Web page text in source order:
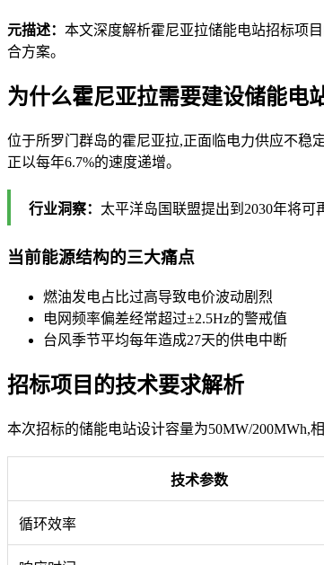
元描述： 本文深度解析霍尼亚拉储能电站招标项
合方案。
为什么霍尼亚拉需要建设储能电
位于所罗门群岛的霍尼亚拉,正面临电力供应不稳
正以每年6.7%的速度递增。
行业洞察： 太平洋岛国联盟提出到2030年将可
当前能源结构的三大痛点
燃油发电占比过高导致电价波动剧烈
电网频率偏差经常超过±2.5Hz的警戒值
台风季节平均每年造成27天的供电中断
招标项目的技术要求解析
本次招标的储能电站设计容量为50MW/200MWh,
技术参数
循环效率